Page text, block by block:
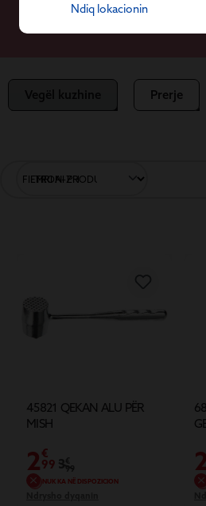
Ndiq lokacionin
Prerje
FILTRONI PRODUKTET
45821 QEKAN ALU PËR
MISH
2€
99
NUK KA NË DISPOZICION